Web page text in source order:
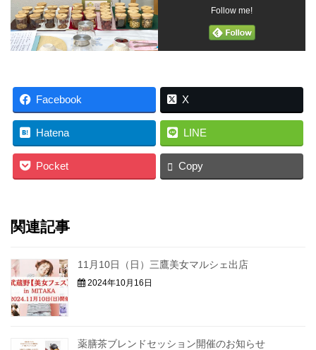
Follow me!
Facebook X
Hatena LINE
Pocket Copy
関連記事
11月10日（日）三鷹美女マルシェ出店
2024年10月16日
薬膳茶ブレンドセッション開催のお知らせ